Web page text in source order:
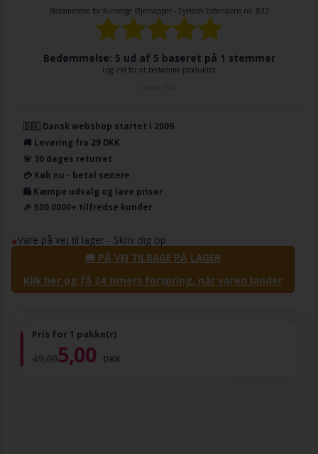
Bedømmelse for Kunstige Øjenvipper - Eyelash Extensions no. 832
Bedømmelse: 5 ud af 5 baseret på 1 stemmer
Log ind for at bedømme produktet
🇩🇰 Dansk webshop startet i 2009
🚚 Levering fra 29 DKK
🌸 30 dages returret
💳 Køb nu - betal senere
🛍️ Kæmpe udvalg og lave priser
🎉 500.0000+ tilfredse kunder
Vare på vej til lager - Skriv dig op
🚚 PÅ VEJ TILBAGE PÅ LAGER
Klik her og få 24 timers forspring, når varen lander
Pris for 1 pakke(r)
5,00 DKK